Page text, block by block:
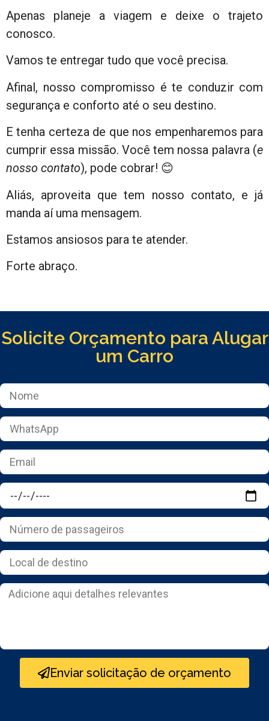
Apenas planeje a viagem e deixe o trajeto
conosco.
Vamos te entregar tudo que você precisa.
Afinal, nosso compromisso é te conduzir com
segurança e conforto até o seu destino.
E tenha certeza de que nos empenharemos para
cumprir essa missão. Você tem nossa palavra (e
nosso contato), pode cobrar! 😊
Aliás, aproveita que tem nosso contato, e já
manda aí uma mensagem.
Estamos ansiosos para te atender.
Forte abraço.
Solicite Orçamento para Alugar
um Carro
Enviar solicitação de orçamento